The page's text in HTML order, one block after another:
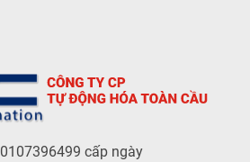
0107396499 cấp ngày